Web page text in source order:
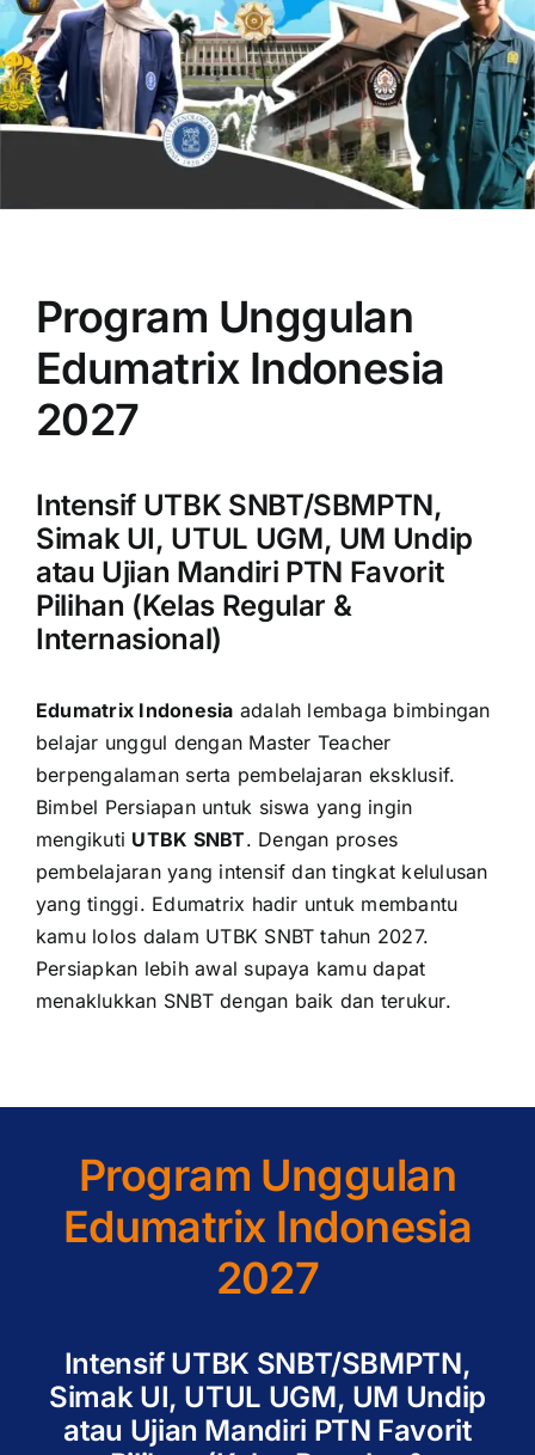
OUR PROGRAM
CONTACT US
Program Unggulan
Edumatrix Indonesia
2027
Intensif UTBK SNBT/SBMPTN,
Simak UI, UTUL UGM, UM Undip
atau Ujian Mandiri PTN Favorit
Pilihan (Kelas Regular &
Internasional)
Edumatrix Indonesia adalah lembaga bimbingan
belajar unggul dengan Master Teacher
berpengalaman serta pembelajaran eksklusif.
Bimbel Persiapan untuk siswa yang ingin
mengikuti UTBK SNBT. Dengan proses
pembelajaran yang intensif dan tingkat kelulusan
yang tinggi. Edumatrix hadir untuk membantu
kamu lolos dalam UTBK SNBT tahun 2027.
Persiapkan lebih awal supaya kamu dapat
menaklukkan SNBT dengan baik dan terukur.
Program Unggulan
Edumatrix Indonesia
2027
Intensif UTBK SNBT/SBMPTN,
Simak UI, UTUL UGM, UM Undip
atau Ujian Mandiri PTN Favorit